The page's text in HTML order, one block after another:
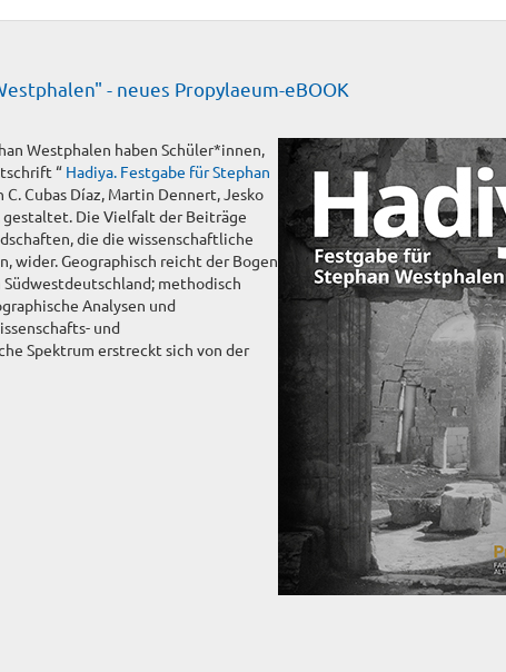
- neues Propylaeum-eBOOK
Westphalen haben Schüler*innen,
“ Hadiya. Festgabe für Stephan
C. Cubas Díaz, Martin Dennert, Jesko
gestaltet. Die Vielfalt der Beiträge
die die wissenschaftliche
wider. Geographisch reicht der Bogen
methodisch
Analysen und
und
Spektrum erstreckt sich von der